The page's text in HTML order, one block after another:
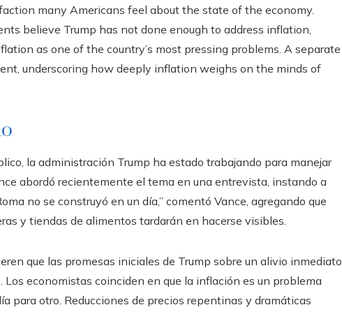
many Americans feel about the state of the economy.
believe Trump has not done enough to address inflation,
as one of the country’s most pressing problems. A separate
underscoring how deeply inflation weighs on the minds of
la administración Trump ha estado trabajando para manejar
abordó recientemente el tema en una entrevista, instando a
no se construyó en un día,” comentó Vance, agregando que
y tiendas de alimentos tardarán en hacerse visibles.
que las promesas iniciales de Trump sobre un alivio inmediato
economistas coinciden en que la inflación es un problema
para otro. Reducciones de precios repentinas y dramáticas